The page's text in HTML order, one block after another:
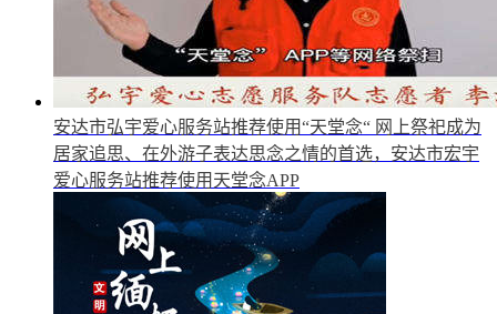
安达市弘宇爱心服务站推荐使用“天堂念“ 网上祭祀成为
居家追思、在外游子表达思念之情的首选，安达市宏宇
爱心服务站推荐使用天堂念APP